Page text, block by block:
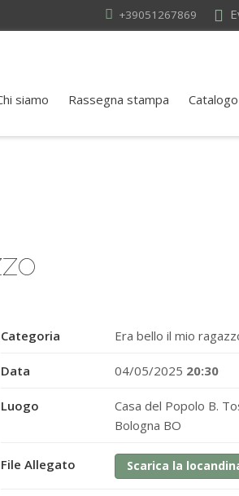
+39051267869
siamo Rassegna stampa Catalogo
Categoria Era bello il mio
Data 04/05/2025 20:30
Luogo
Casa del Popolo B.
Bologna BO
File Allegato Scarica la